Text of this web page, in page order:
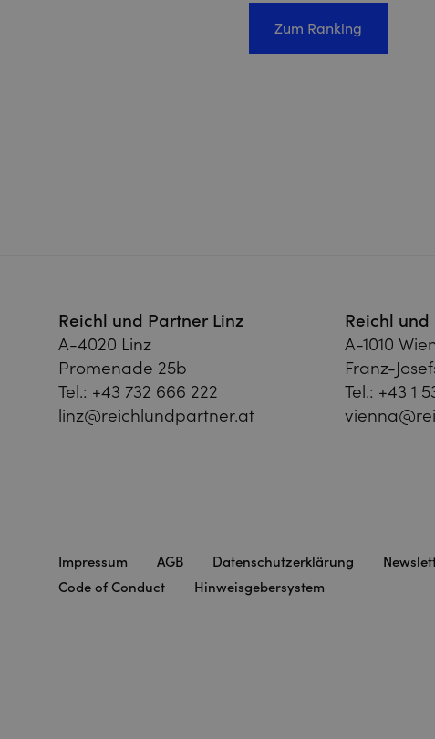
Zum Ranking
Reichl und Partner Linz
A-4020 Linz
Promenade 25b
Tel.: +43 732 666 222
linz@reichlundpartner.at
Reichl
A-1010
Franz-
Tel.: +43 1
Impressum AGB Datenschutzerklärung
Code of Conduct
Hinweisgebersystem